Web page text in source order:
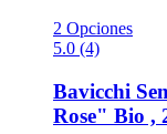
2 Opciones
5.0 (4)
Bavicchi
Rose" Bio ,